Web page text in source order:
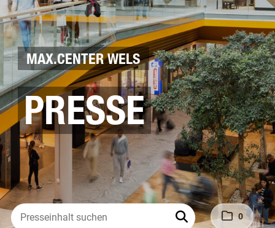
0
MAX.CENTER WELS
PRESSE
Fotos
Logos
Pressemappe
PRESSEKONTAKT